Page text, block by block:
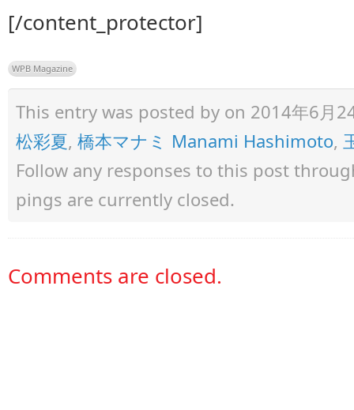
[/content_protector]
WPB Magazine
This entry was posted by on 2014年6月
松彩夏, 橋本マナミ Manami Hashimoto,
Follow any responses to this post
pings are currently closed.
Comments are closed.